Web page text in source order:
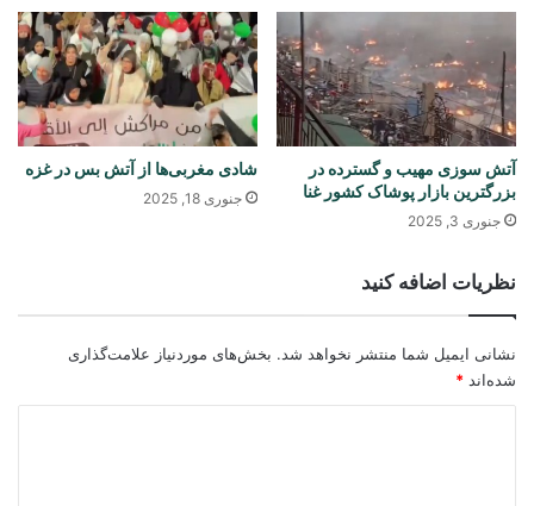
آتش سوزی مهیب و گسترده در
بزرگترین بازار پوشاک کشور غنا
جنوری 3, 2025
شادی مغربی‌ها از آتش بس در غزه
جنوری 18, 2025
نظریات اضافه کنید
نشانی ایمیل شما منتشر نخواهد شد. بخش‌های موردنیاز علامت‌گذاری
شده‌اند *